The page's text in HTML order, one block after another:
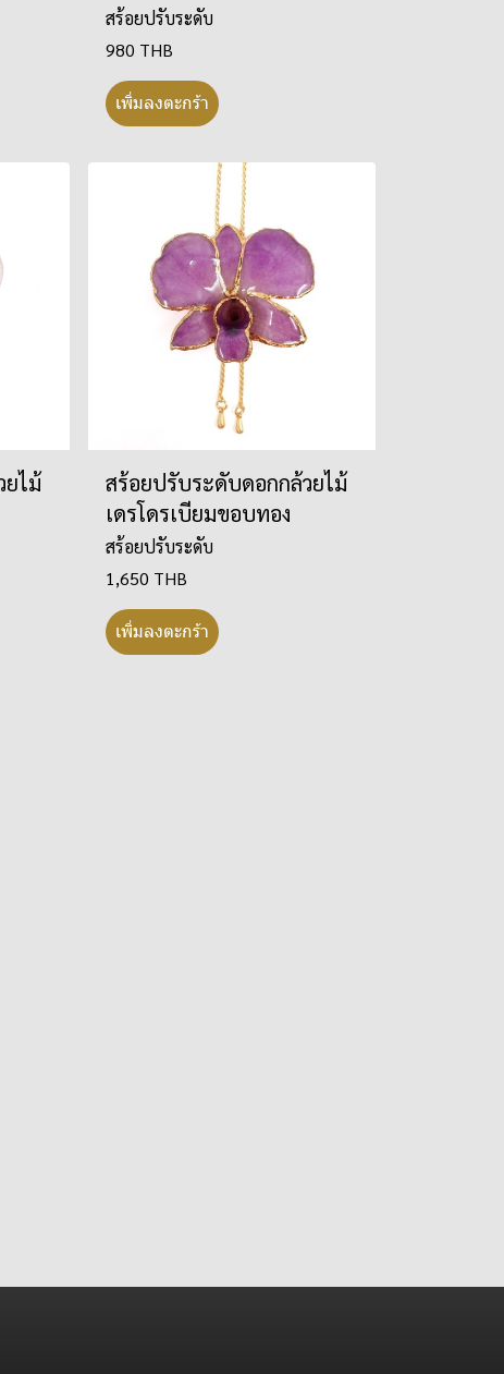
สร้อยปรับระดับ
980 THB
เพิ่มลงตะกร้า
ไม้
สร้อยปรับระดับดอกกล้วยไม้
เดรโดรเบียมขอบทอง
สร้อยปรับระดับ
1,650 THB
เพิ่มลงตะกร้า